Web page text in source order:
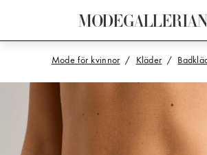
MODEGALLERIAN
Mode för kvinnor Kläder